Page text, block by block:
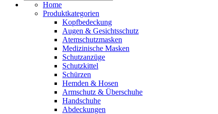
Home
Produktkategorien
Kopfbedeckung
Augen & Gesichtsschutz
Atemschutzmasken
Medizinische Masken
Schutzanzüge
Schutzkittel
Schürzen
Hemden & Hosen
Armschutz & Überschuhe
Handschuhe
Abdeckungen